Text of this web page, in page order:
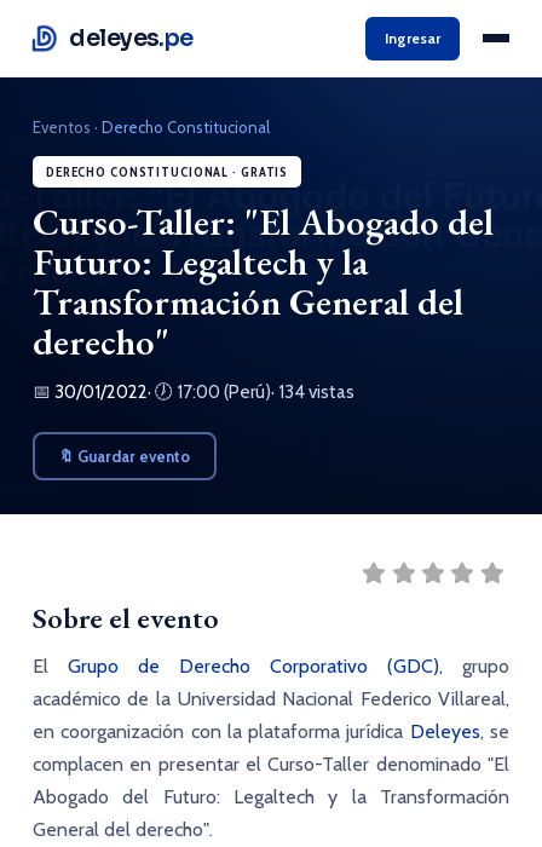
deleyes.pe Ingresar
Eventos · Derecho Constitucional
DERECHO CONSTITUCIONAL · GRATIS
Curso-Taller: "El Abogado del
Futuro: Legaltech y la
Transformación General del
derecho"
📅 30/01/2022· 🕖 17:00 (Perú)· 134 vistas
🔖 Guardar evento
Sobre el evento
El Grupo de Derecho Corporativo (GDC), grupo
académico de la Universidad Nacional Federico Villareal,
en coorganización con la plataforma jurídica Deleyes, se
complacen en presentar el Curso-Taller denominado"El
Abogado del Futuro: Legaltech y la Transformación
General del derecho".